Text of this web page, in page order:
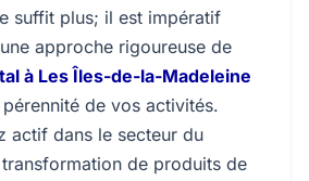
suffit plus; il est impératif
approche rigoureuse de
à Les Îles-de-la-Madeleine
de vos activités.
actif dans le secteur du
de produits de